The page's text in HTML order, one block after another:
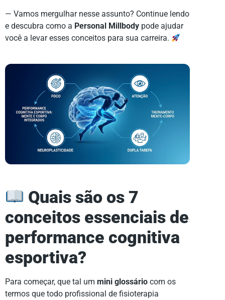
— Vamos mergulhar nesse assunto? Continue lendo
e descubra como a Personal Millbody pode ajudar
você a levar esses conceitos para sua carreira.
Quais são os 7
conceitos essenciais de
performance cognitiva
esportiva?
Para começar, que tal um mini glossário com os
termos que todo profissional de fisioterapia